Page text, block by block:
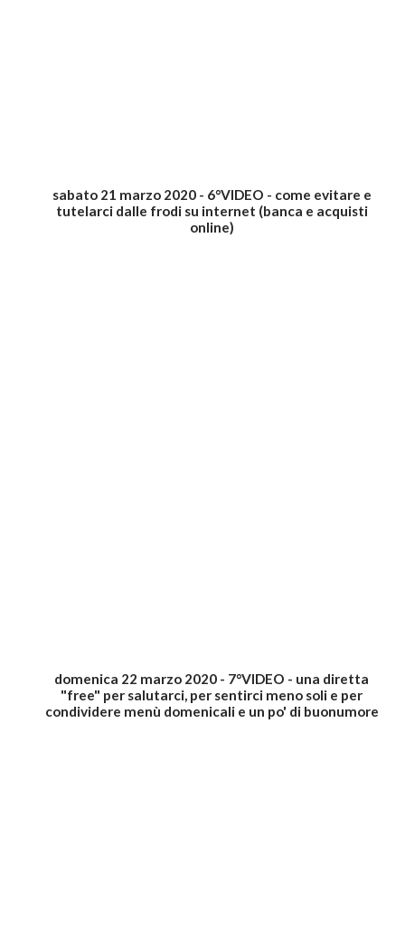
sabato 21 marzo 2020 - 6°VIDEO - come evitare e
tutelarci dalle frodi su internet (banca e acquisti
online)
domenica 22 marzo 2020 - 7°VIDEO - una diretta
"free" per salutarci, per sentirci meno soli e per
condividere menù domenicali e un po' di buonumore